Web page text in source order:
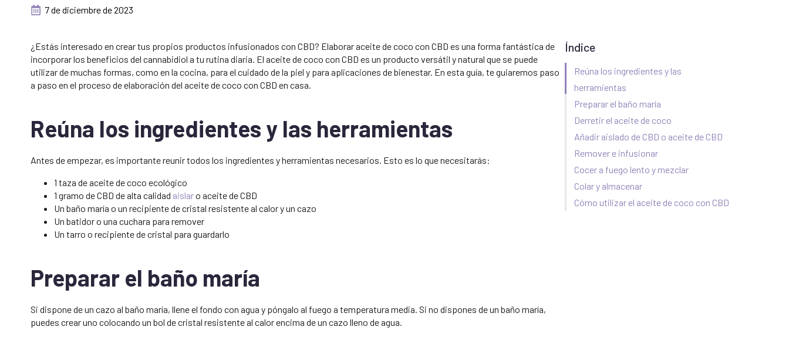
7 de diciembre de 2023
¿Estás interesado en crear tus propios productos infusionados con CBD? Elaborar aceite de coco con CBD es una forma fantástica de
incorporar los beneficios del cannabidiol a tu rutina diaria. El aceite de coco con CBD es un producto versátil y natural que se puede
utilizar de muchas formas, como en la cocina, para el cuidado de la piel y para aplicaciones de bienestar. En esta guía, te guiaremos paso
a paso en el proceso de elaboración del aceite de coco con CBD en casa.
Reúna los ingredientes y las herramientas
Antes de empezar, es importante reunir todos los ingredientes y herramientas necesarios. Esto es lo que necesitarás:
1 taza de aceite de coco ecológico
1 gramo de CBD de alta calidad aislaro aceite de CBD
Un baño maría o un recipiente de cristal resistente al calor y un cazo
Un batidor o una cuchara para remover
Un tarro o recipiente de cristal para guardarlo
Preparar el baño maría
Si dispone de un cazo al baño maría, llene el fondo con agua y póngalo al fuego a temperatura media. Si no dispones de un baño maría,
puedes crear uno colocando un bol de cristal resistente al calor encima de un cazo lleno de agua.
Índice
Reúna los ingredientes y las
herramientas
Preparar el baño maría
Derretir el aceite de coco
Añadir aislado de CBD o aceite de CBD
Remover e infusionar
Cocer a fuego lento y mezclar
Colar y almacenar
Cómo utilizar el aceite de coco con CBD